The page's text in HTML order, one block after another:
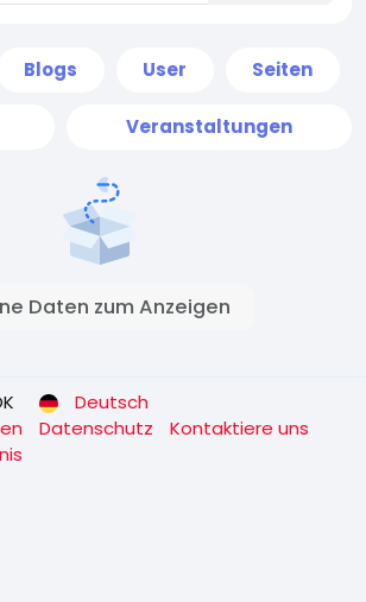
Blogs User Seiten
Veranstaltungen
Daten zum Anzeigen
Deutsch
Datenschutz
Kontaktiere uns